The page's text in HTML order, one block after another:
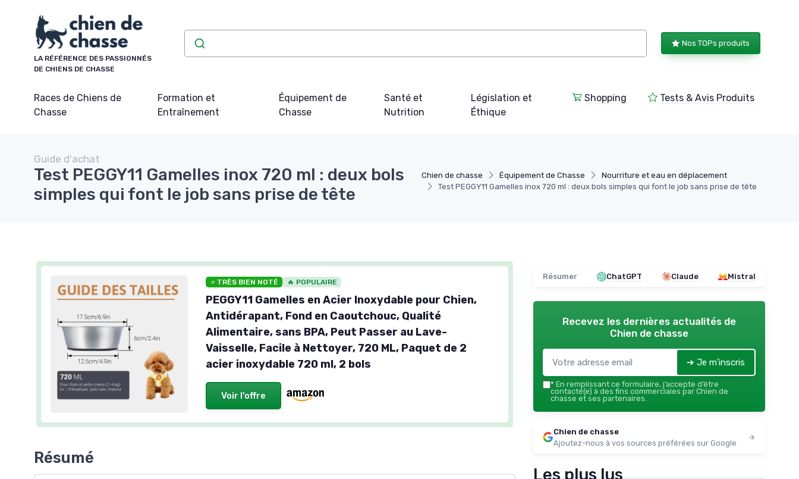
LA RÉFÉRENCE DES PASSIONNÉS
DE CHIENS DE CHASSE
Nos TOPs produits
Races de Chiens de
Chasse
Formation et
Entraînement
Équipement de
Chasse
Santé et
Nutrition
Législation et
Éthique
Shopping Tests & Avis Produits
Chien de chasse Équipement de Chasse
Nourriture et eau en déplacement
Test PEGGY11 Gamelles inox 720 ml : deux bols simples qui font le job sans prise de tête
Guide d'achat
Test PEGGY11 Gamelles inox 720 ml : deux bols
simples qui font le job sans prise de tête
⭐ TRÈS BIEN NOTÉ 🔥 POPULAIRE
PEGGY11 Gamelles en Acier Inoxydable pour Chien,
Antidérapant, Fond en Caoutchouc, Qualité
Alimentaire, sans BPA, Peut Passer au Lave-
Vaisselle, Facile à Nettoyer, 720 ML, Paquet de 2
acier inoxydable 720 ml, 2 bols
Voir l'offre
Résumé
Résumer ChatGPT Claude Mistral
Recevez les dernières actualités de
Chien de chasse
➔ Je m'inscris
* En remplissant ce formulaire, j’accepte d’être
contacté(e) à des fins commerciales par Chien de
chasse et ses partenaires.
Chien de chasse
Ajoutez-nous à vos sources préférées sur Google
Les plus lus